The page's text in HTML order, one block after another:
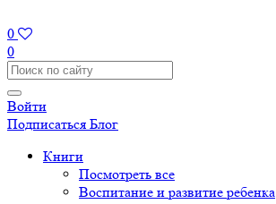
0
0
Войти
Подписаться Блог
Книги
Посмотреть все
Воспитание и развитие ребенка